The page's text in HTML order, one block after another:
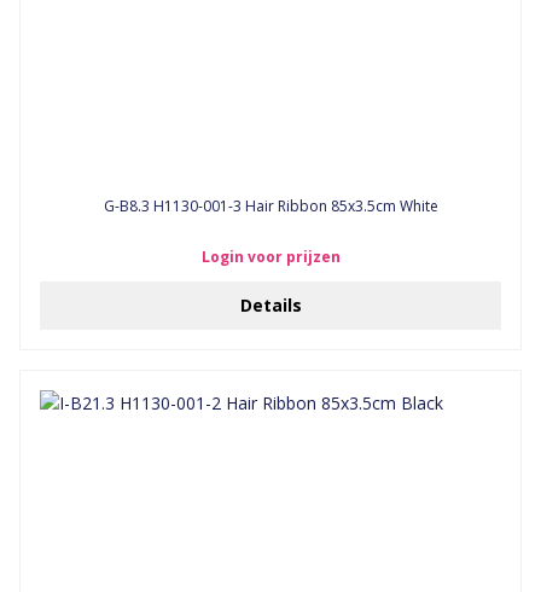
G-B8.3 H1130-001-3 Hair Ribbon 85x3.5cm White
Login voor prijzen
Details